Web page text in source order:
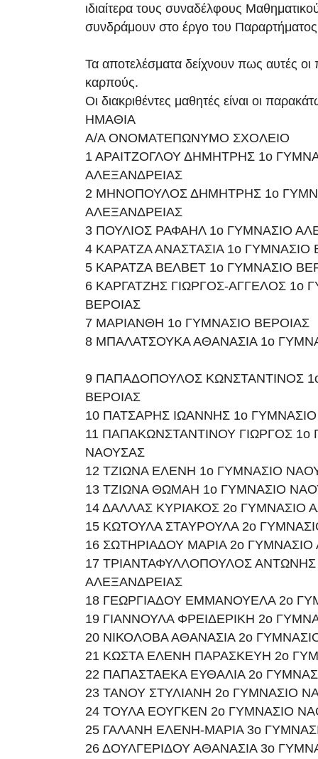
ιδιαίτερα τους συναδέλφους
συνδράμουν στο έργο του
Τα αποτελέσματα δείχνουν πως αυτές οι
καρπούς.
Οι διακριθέντες μαθητές είναι οι
ΗΜΑΘΙΑ
Α/Α ΟΝΟΜΑΤΕΠΩΝΥΜΟ ΣΧΟΛΕΙΟ
1 ΑΡΑΙΤΖΟΓΛΟΥ ΔΗΜΗΤΡΗΣ 1ο
ΑΛΕΞΑΝΔΡΕΙΑΣ
2 ΜΗΝΟΠΟΥΛΟΣ ΔΗΜΗΤΡΗΣ 1ο
ΑΛΕΞΑΝΔΡΕΙΑΣ
3 ΠΟΥΛΙΟΣ ΡΑΦΑΗΛ 1ο ΓΥΜΝΑΣΙΟ
4 ΚΑΡΑΤΖΑ ΑΝΑΣΤΑΣΙΑ 1ο ΓΥΜΝΑΣΙΟ
5 ΚΑΡΑΤΖΑ ΒΕΛΒΕΤ 1ο ΓΥΜΝΑΣΙΟ
6 ΚΑΡΓΑΤΖΗΣ ΓΙΩΡΓΟΣ-ΑΓΓΕΛΟΣ 1ο
ΒΕΡΟΙΑΣ
7 ΜΑΡΙΑΝΘΗ 1ο ΓΥΜΝΑΣΙΟ ΒΕΡΟΙΑΣ
8 ΜΠΑΛΑΤΣΟΥΚΑ ΑΘΑΝΑΣΙΑ 1ο
9 ΠΑΠΑΔΟΠΟΥΛΟΣ ΚΩΝΣΤΑΝΤΙΝΟΣ
ΒΕΡΟΙΑΣ
10 ΠΑΤΣΑΡΗΣ ΙΩΑΝΝΗΣ 1ο
11 ΠΑΠΑΚΩΝΣΤΑΝΤΙΝΟΥ ΓΙΩΡΓΟΣ 1ο
ΝΑΟΥΣΑΣ
12 ΤΖΙΩΝΑ ΕΛΕΝΗ 1ο ΓΥΜΝΑΣΙΟ
13 ΤΖΙΩΝΑ ΘΩΜΑΗ 1ο ΓΥΜΝΑΣΙΟ
14 ΔΑΛΛΑΣ ΚΥΡΙΑΚΟΣ 2ο ΓΥΜΝΑΣΙΟ
15 ΚΩΤΟΥΛΑ ΣΤΑΥΡΟΥΛΑ 2ο
16 ΣΩΤΗΡΙΑΔΟΥ ΜΑΡΙΑ 2ο
17 ΤΡΙΑΝΤΑΦΥΛΛΟΠΟΥΛΟΣ ΑΝΤΩΝΗΣ
ΑΛΕΞΑΝΔΡΕΙΑΣ
18 ΓΕΩΡΓΙΑΔΟΥ ΕΜΜΑΝΟΥΕΛΑ 2ο
19 ΓΙΑΝΝΟΥΛΑ ΦΡΕΙΔΕΡΙΚΗ 2ο
20 ΝΙΚΟΛΟΒΑ ΑΘΑΝΑΣΙΑ 2ο
21 ΚΩΣΤΑ ΕΛΕΝΗ ΠΑΡΑΣΚΕΥΗ 2ο
22 ΠΑΠΑΣΤΑΕΚΑ ΕΥΘΑΛΙΑ 2ο
23 ΤΑΝΟΥ ΣΤΥΛΙΑΝΗ 2ο ΓΥΜΝΑΣΙΟ
24 ΤΟΥΛΑ ΕΟΥΓΚΕΝ 2ο ΓΥΜΝΑΣΙΟ
25 ΓΑΛΑΝΗ ΕΛΕΝΗ-ΜΑΡΙΑ 3ο
26 ΔΟΥΛΓΕΡΙΔΟΥ ΑΘΑΝΑΣΙΑ 3ο